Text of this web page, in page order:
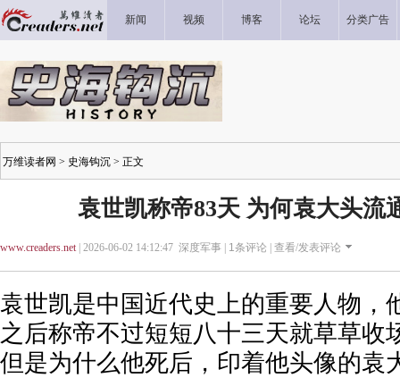
新闻 视频 博客 论坛 分类广告
万维读者网 > 史海钩沉 > 正文
袁世凯称帝83天 为何袁大头流
www.creaders.net| 2026-06-02 14:12:47 深度军事 | 1条评论 | 查看/发表评论
袁世凯是中国近代史上的重要人物，
之后称帝不过短短八十三天就草草收
但是为什么他死后，印着他头像的袁